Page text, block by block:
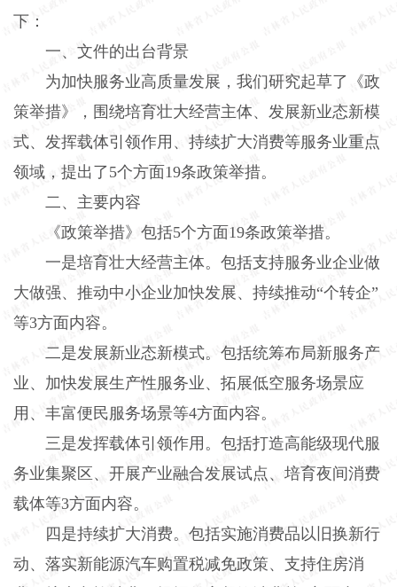
下：
一、文件的出台背景
为加快服务业高质量发展，我们研究起草了《政
策举措》，围绕培育壮大经营主体、发展新业态新模
式、发挥载体引领作用、持续扩大消费等服务业重点
领域，提出了5个方面19条政策举措。
二、主要内容
《政策举措》包括5个方面19条政策举措。
一是培育壮大经营主体。包括支持服务业企业做
大做强、推动中小企业加快发展、持续推动“个转企”
等3方面内容。
二是发展新业态新模式。包括统筹布局新服务产
业、加快发展生产性服务业、拓展低空服务场景应
用、丰富便民服务场景等4方面内容。
三是发挥载体引领作用。包括打造高能级现代服
务业集聚区、开展产业融合发展试点、培育夜间消费
载体等3方面内容。
四是持续扩大消费。包括实施消费品以旧换新行
动、落实新能源汽车购置税减免政策、支持住房消